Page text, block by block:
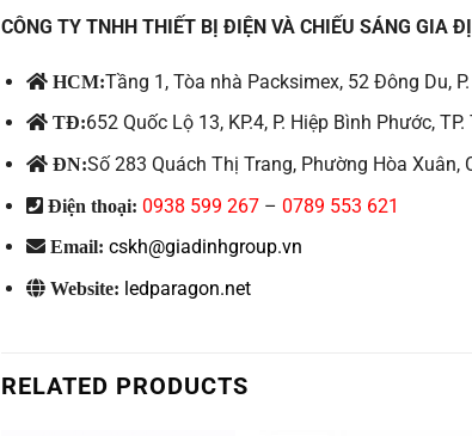
CÔNG TY TNHH THIẾT BỊ ĐIỆN VÀ CHIẾU SÁNG GIA
HCM:Tầng 1, Tòa nhà Packsimex, 52 Đông Du,
TĐ:652 Quốc Lộ 13, KP.4, P. Hiệp Bình Phước,
ĐN:Số 283 Quách Thị Trang, Phường Hòa Xuân,
Điện thoại: 0938 599 267 –0789 553 621
Email: cskh@giadinhgroup.vn
Website: ledparagon.net
RELATED PRODUCTS